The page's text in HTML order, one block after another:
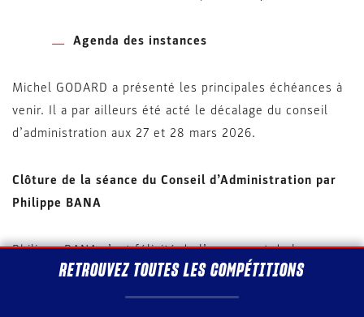
Agenda des instances
Michel GODARD a présenté les principales échéances à
venir. Il a par ailleurs été acté le décalage du conseil
d’administration aux 27 et 28 mars 2026.
Clôture de la séance du Conseil d’Administration par
Philippe BANA
Philippe BANA s’est félicité de l’osmose et de la
dynamique qui règnent entre les élus et les salariés. Il
appelle à poursuivre la transversalité pour décloisonner
RETROUVEZ TOUTES LES COMPÉTITIONS